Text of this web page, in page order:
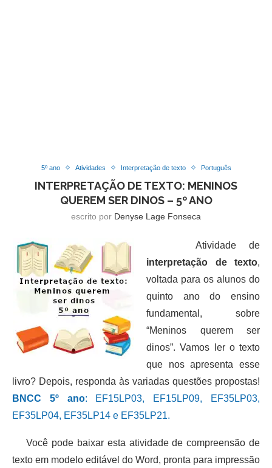
5º ano Atividades Interpretação de texto Português
INTERPRETAÇÃO DE TEXTO: MENINOS
QUEREM SER DINOS – 5º ANO
escrito por Denyse Lage Fonseca
Atividade de
interpretação de texto,
voltada para os alunos do
quinto ano do ensino
fundamental, sobre
“Meninos querem ser
dinos”. Vamos ler o texto
que nos apresenta esse
livro? Depois, responda às variadas questões propostas!
BNCC 5º ano: EF15LP03, EF15LP09, EF35LP03,
EF35LP04, EF35LP14 e EF35LP21.
Você pode baixar esta atividade de compreensão de
texto em modelo editável do Word, pronta para impressão